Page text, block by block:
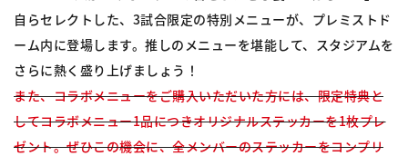
自らセレクトした、3試合限定の特別メニューが、プレミストド
ーム内に登場します。推しのメニューを堪能して、スタジアムを
さらに熱く盛り上げましょう！
また、コラボメニューをご購入いただいた方には、限定特典と
してコラボメニュー1品につきオリジナルステッカーを1枚プレ
ゼント。ぜひこの機会に、全メンバーのステッカーをコンプリ